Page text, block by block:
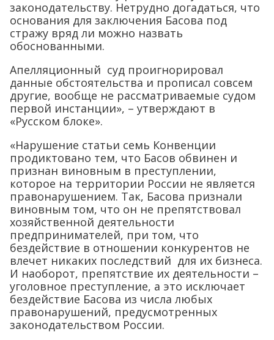
законодательству. Нетрудно догадаться, что
основания для заключения Басова под
стражу вряд ли можно назвать
обоснованными.
Апелляционный суд проигнорировал
данные обстоятельства и прописал совсем
другие, вообще не рассматриваемые судом
первой инстанции», – утверждают в
«Русском блоке».
«Нарушение статьи семь Конвенции
продиктовано тем, что Басов обвинен и
признан виновным в преступлении,
которое на территории России не является
правонарушением. Так, Басова признали
виновным том, что он не препятствовал
хозяйственной деятельности
предпринимателей, при том, что
бездействие в отношении конкурентов не
влечет никаких последствий для их бизнеса.
И наоборот, препятствие их деятельности –
уголовное преступление, а это исключает
бездействие Басова из числа любых
правонарушений, предусмотренных
законодательством России.